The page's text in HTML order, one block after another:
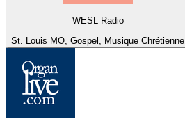
WESL Radio
St. Louis MO, Gospel, Musique Chrétienne